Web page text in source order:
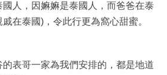
人，因嫲嫲是泰國人，而爸爸在泰
在泰國)，令此行更為窩心甜蜜。
表哥一家為我們安排的，都是地道